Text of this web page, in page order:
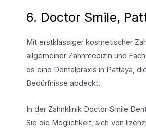
6. Doctor Smile,
Mit erstklassiger kosmetischer
allgemeiner Zahnmedizin und
es eine Dentalpraxis in Pattaya,
Bedürfnisse abdeckt.
In der Zahnklinik Doctor Smile
Sie die Möglichkeit, sich von